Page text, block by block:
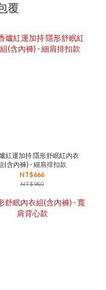
覆
紅運加持 隱形舒眠紅內衣
(含內褲) - 細肩排扣款
NT$666
NT$980